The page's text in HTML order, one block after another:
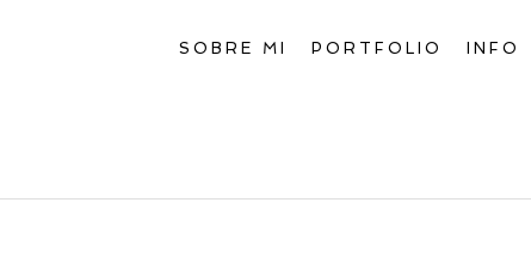
SOBRE MI PORTFOLIO INFO